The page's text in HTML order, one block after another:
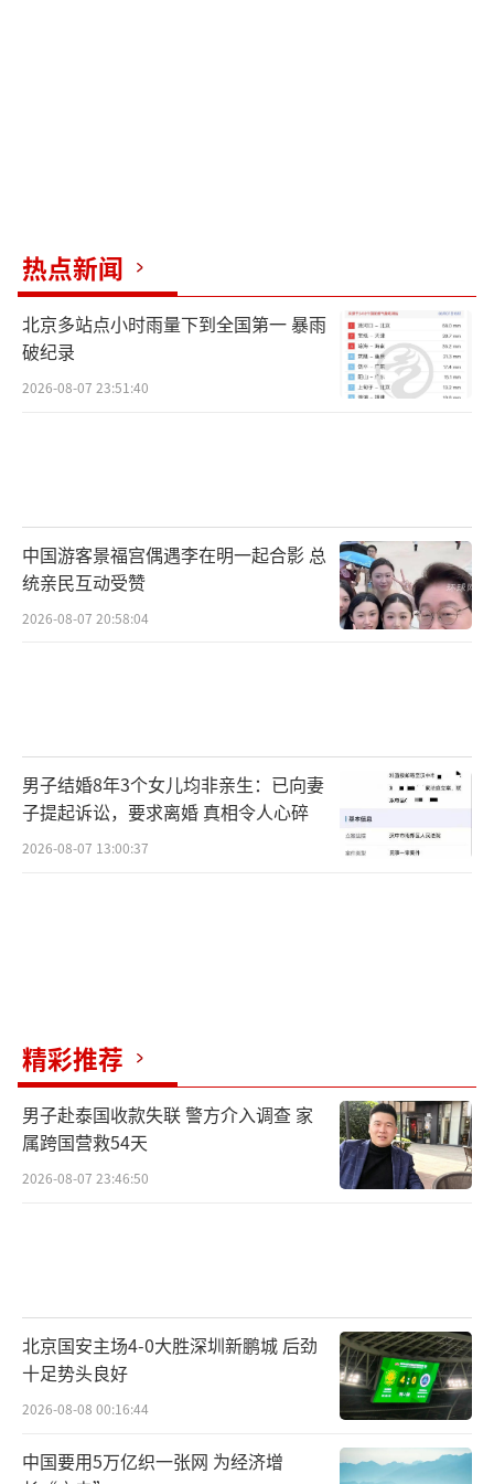
上容易因精神症状被误判为心理疾病而延误救
治。夏季外出旅游时，若被大型蜈蚣咬伤后出
现精神异常、呼吸困难、尿色加深等全身症
状，应立即就医以避免病情恶化。（责任编辑：076
热点新闻
北京多站点小时雨量下到全国第一 暴雨
破纪录
2026-08-07 23:51:40
中国游客景福宫偶遇李在明一起合影 总
统亲民互动受赞
2026-08-07 20:58:04
男子结婚8年3个女儿均非亲生：已向妻
子提起诉讼，要求离婚 真相令人心碎
2026-08-07 13:00:37
精彩推荐
男子赴泰国收款失联 警方介入调查 家
属跨国营救54天
2026-08-07 23:46:50
北京国安主场4-0大胜深圳新鹏城 后劲
十足势头良好
2026-08-08 00:16:44
中国要用5万亿织一张网 为经济增